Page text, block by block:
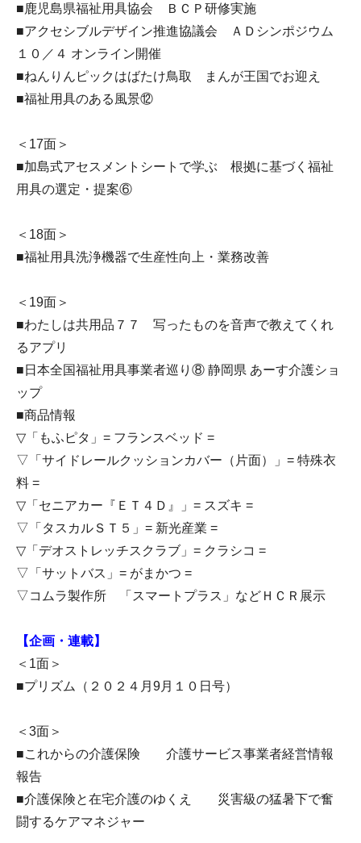
■鹿児島県福祉用具協会 ＢＣＰ研修実施
■アクセシブルデザイン推進協議会 ＡＤシンポジウム
１０／４ オンライン開催
■ねんりんピックはばたけ鳥取 まんが王国でお迎え
■福祉用具のある風景⑫
＜17面＞
■加島式アセスメントシートで学ぶ 根拠に基づく福祉
用具の選定・提案⑥
＜18面＞
■福祉用具洗浄機器で生産性向上・業務改善
＜19面＞
■わたしは共用品７７ 写ったものを音声で教えてくれ
るアプリ
■日本全国福祉用具事業者巡り⑧ 静岡県 あーす介護ショ
ップ
■商品情報
▽「もふピタ」= フランスベッド =
▽「サイドレールクッションカバー（片面）」= 特殊衣
料 =
▽「セニアカー『ＥＴ４Ｄ』」= スズキ =
▽「タスカルＳＴ５」= 新光産業 =
▽「デオストレッチスクラブ」= クラシコ =
▽「サットバス」= がまかつ =
▽コムラ製作所 「スマートプラス」などＨＣＲ展示
【企画・連載】
＜1面＞
■プリズム（２０２４月9月１０日号）
＜3面＞
■これからの介護保険 介護サービス事業者経営情報
報告
■介護保険と在宅介護のゆくえ 災害級の猛暑下で奮
闘するケアマネジャー